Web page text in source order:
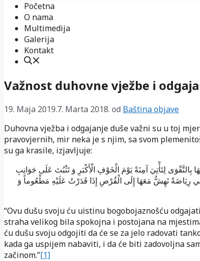
sadržaj
Početna
O nama
Multimedija
Galerija
Kontakt
Važnost duhovne vježbe i
19. Maja 2019.7. Marta 2018. od Baština objave
Duhovna vježba i odgajanje duše važni su u toj
pravovjernih, mir neka je s njim, sa svom
su ga krasile, izjavljuje:
بِالتَّقْوَى لِتَأْتِيَ آمِنَةً يَوْمَ الْخَوْفِ الْأَكْبَرِ وَ تَثْبُتَ عَلَى جَوَانِبِ
رِيَاضَةً تَهِشُّ مَعَهَا إِلَى الْقُرْصِ إِذَا قَدَرْتُ عَلَيْهِ مَطْعُوماً وَ
“Ovu dušu svoju ću uistinu bogobojaznošću
straha velikog bila spokojna i postojana na
ću dušu svoju odgojiti da će se za jelo radovati
kada ga uspijem nabaviti, i da će biti zadovoljna
začinom.”[1]